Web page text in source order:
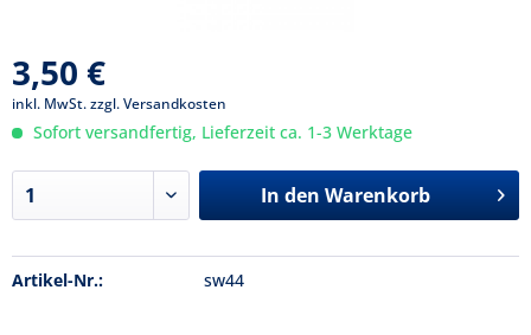
3,50 €
inkl. MwSt.zzgl. Versandkosten
Sofort versandfertig, Lieferzeit ca. 1-3 Werktage
In den Warenkorb
Artikel-Nr.: sw44